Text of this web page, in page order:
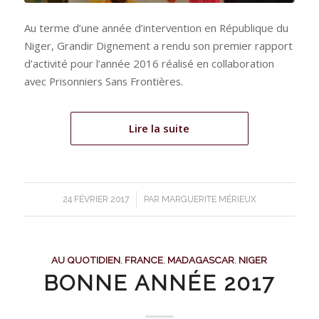
Au terme d’une année d’intervention en République du
Niger, Grandir Dignement a rendu son premier rapport
d’activité pour l’année 2016 réalisé en collaboration
avec Prisonniers Sans Frontières.
Lire la suite
24 FÉVRIER 2017
/ PAR MARGUERITE MÉRIEUX
AU QUOTIDIEN, FRANCE, MADAGASCAR, NIGER
BONNE ANNÉE 2017